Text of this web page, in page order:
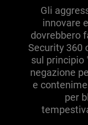
Gli
innovare
dovrebbero
Security 360
sul principio
negazione
e
per